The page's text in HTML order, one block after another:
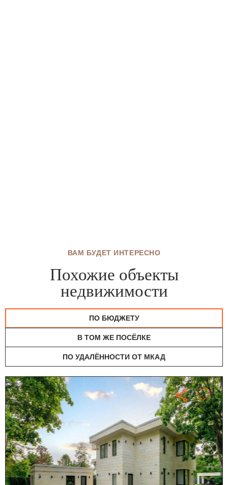
ВАМ БУДЕТ ИНТЕРЕСНО
Похожие объекты
недвижимости
ПО БЮДЖЕТУ
В ТОМ ЖЕ ПОСЁЛКЕ
ПО УДАЛЁННОСТИ ОТ МКАД